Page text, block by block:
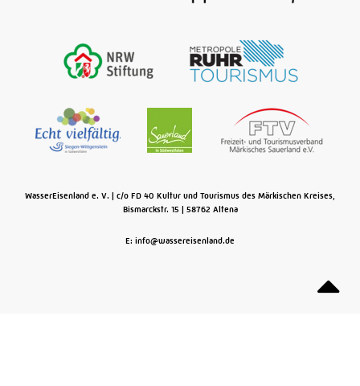
WasserEisenland e. V.
c/o FD 40 Kultur und Tourismus des Märkischen Kreises,
Bismarckstr. 15
58762 Altena
E: info@wassereisenland.de